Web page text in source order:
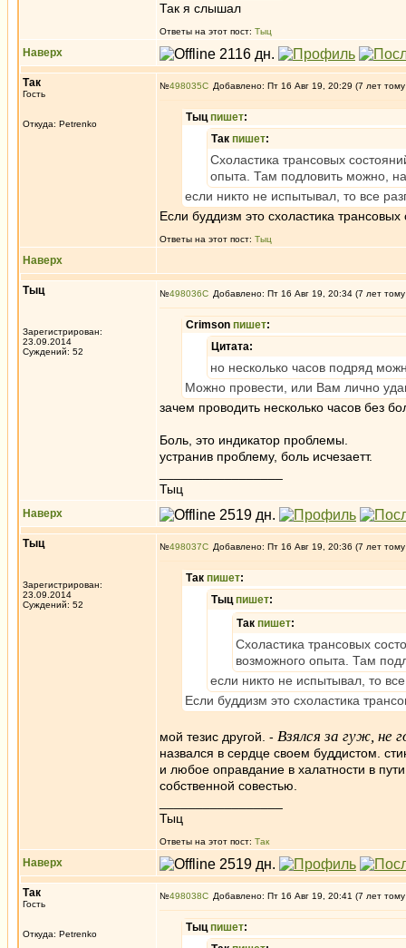
Так я слышал
Ответы на этот пост: Tыц
Наверх
Так
Гость
Откуда: Petrenko
№498035 Добавлено: Пт 16 Авг 19, 20:29 (7 лет
Tыцпишет:
Так пишет:
Схоластика трансовых
опыта. Там подловить можно,
если никто не испытывал, то все
Если буддизм это схоластика
Ответы на этот пост: Tыц
Наверх
Tыц
Зарегистрирован:
23.09.2014
Суждений: 52
№498036 Добавлено: Пт 16 Авг 19, 20:34 (7 лет
Crimson пишет:
Цитата:
но несколько часов подряд
Можно провести, или Вам лично
зачем проводить несколько часов без
Боль, это индикатор проблемы.
устранив проблему, боль исчезаетт.
Тыц
Наверх
Tыц
Зарегистрирован:
23.09.2014
Суждений: 52
№498037 Добавлено: Пт 16 Авг 19, 20:36 (7 лет
Так пишет:
Tыцпишет:
Так пишет:
Схоластика трансовых
возможного опыта. Там
если никто не испытывал, то
Если буддизм это схоластика
мой тезис другой. - Взялся за гуж, не
назвался в сердце своем буддистом.
и любое оправдание в халатности в
собственной совестью.
Тыц
Ответы на этот пост: Так
Наверх
Так
Гость
Откуда: Petrenko
№498038 Добавлено: Пт 16 Авг 19, 20:41 (7 лет
Tыцпишет: